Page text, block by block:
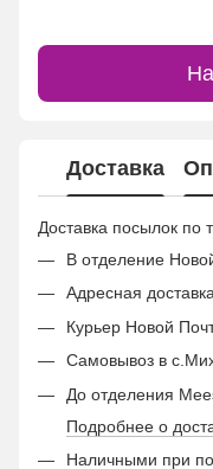
Доставка
Доставка посылок по
В отделение
Адресная
Курьер Новой
Самовывоз в
До отделения
Подробнее о
Наличными при